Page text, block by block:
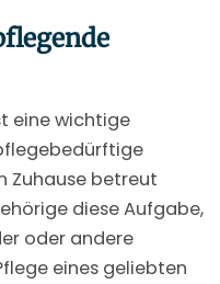
eine wichtige
Zuhause betreut
diese Aufgabe,
oder andere
eines geliebten